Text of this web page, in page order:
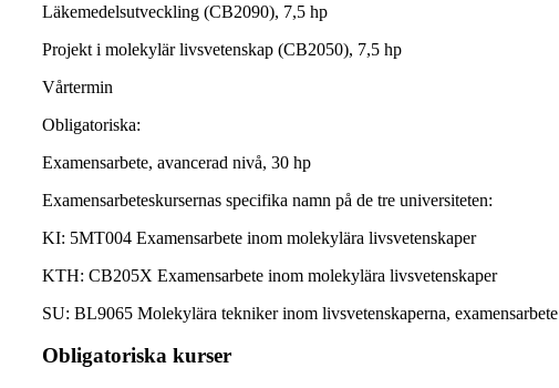
Läkemedelsutveckling (CB2090), 7,5 hp
Projekt i molekylär livsvetenskap (CB2050), 7,5 hp
Vårtermin
Obligatoriska:
Examensarbete, avancerad nivå, 30 hp
Examensarbeteskursernas specifika namn på de tre universiteten:
KI: 5MT004 Examensarbete inom molekylära livsvetenskaper
KTH: CB205X Examensarbete inom molekylära livsvetenskaper
SU: BL9065 Molekylära tekniker inom livsvetenskaperna, examensarbete
Obligatoriska kurser